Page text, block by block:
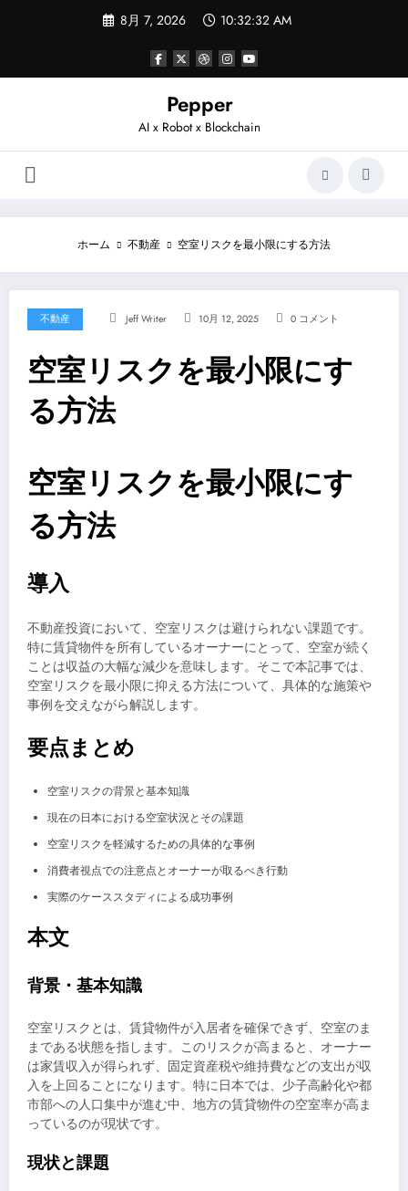
ツ
8月 7, 2026 10:32:32 AM
Pepper
AI x Robot x Blockchain
ホーム 不動産 空室リスクを最小限にする方法
不動産 Jeff Writer 10月 12, 2025 0 コメント
空室リスクを最小限にす
る方法
空室リスクを最小限にす
る方法
導入
不動産投資において、空室リスクは避けられない課題です。
特に賃貸物件を所有しているオーナーにとって、空室が続く
ことは収益の大幅な減少を意味します。そこで本記事では、
空室リスクを最小限に抑える方法について、具体的な施策や
事例を交えながら解説します。
要点まとめ
空室リスクの背景と基本知識
現在の日本における空室状況とその課題
空室リスクを軽減するための具体的な事例
消費者視点での注意点とオーナーが取るべき行動
実際のケーススタディによる成功事例
本文
背景・基本知識
空室リスクとは、賃貸物件が入居者を確保できず、空室のま
まである状態を指します。このリスクが高まると、オーナー
は家賃収入が得られず、固定資産税や維持費などの支出が収
入を上回ることになります。特に日本では、少子高齢化や都
市部への人口集中が進む中、地方の賃貸物件の空室率が高ま
っているのが現状です。
現状と課題